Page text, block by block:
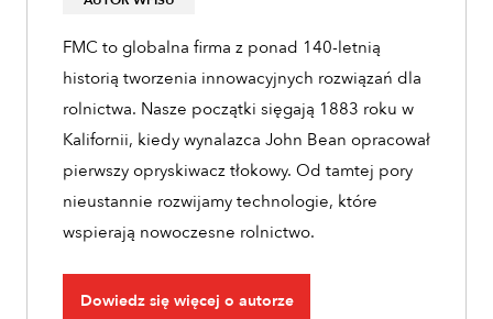
FMC to globalna firma z ponad 140-letnią
historią tworzenia innowacyjnych rozwiązań dla
rolnictwa. Nasze początki sięgają 1883 roku w
Kalifornii, kiedy wynalazca John Bean opracował
pierwszy opryskiwacz tłokowy. Od tamtej pory
nieustannie rozwijamy technologie, które
wspierają nowoczesne rolnictwo.
Dowiedz się więcej o autorze